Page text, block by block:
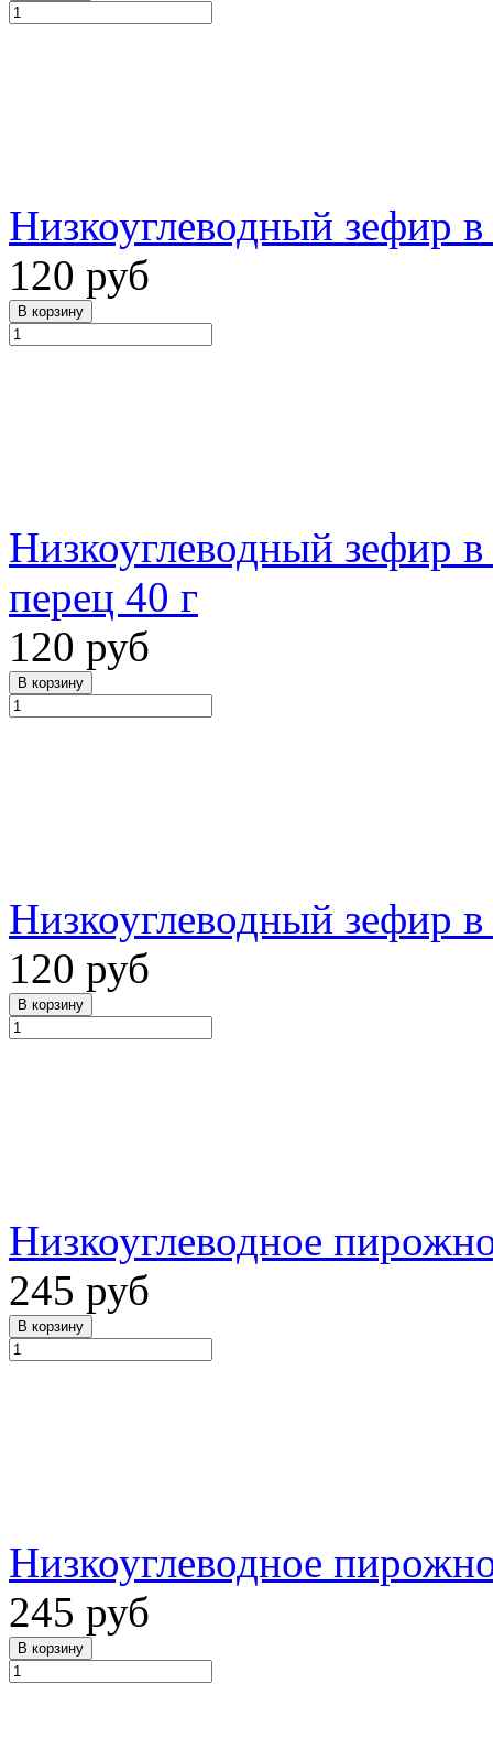
Низкоуглеводный зефир
120 руб
Низкоуглеводный зефир
перец 40 г
120 руб
Низкоуглеводный зефир
120 руб
Низкоуглеводное
245 руб
Низкоуглеводное
245 руб